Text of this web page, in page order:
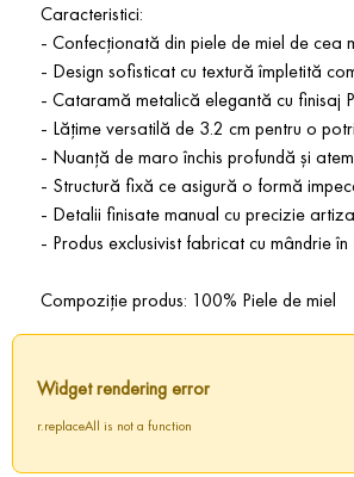
Caracteristici:
- Confecționată din piele de miel de cea
- Design sofisticat cu textură împletită
- Cataramă metalică elegantă cu finisaj
- Lățime versatilă de 3.2 cm pentru o
- Nuanță de maro închis profundă și
- Structură fixă ce asigură o formă
- Detalii finisate manual cu precizie
- Produs exclusivist fabricat cu mândrie
Compoziție produs: 100% Piele de miel
Widget rendering error
r.replaceAll is not a function